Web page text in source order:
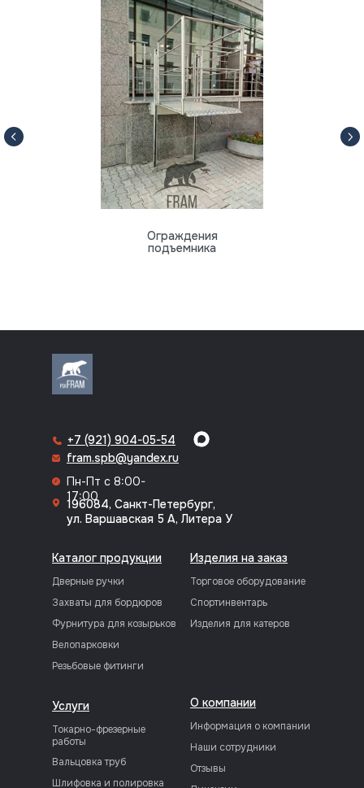
Ограждения
подъемника
О компании
Каталог продукции
Информация о компании
Наши сотрудники
Дверные ручки
Отзывы
Захваты для бордюров
Фурнитура для козырьков
Велопарковки
Резьбовые фитинги
Изделия на заказ
Торговое оборудование
Спортинвентарь
Изделия для катеров
Услуги
Токарно-фрезерные
работы
Вальцовка труб
Шлифовка и полировка
+7 (921) 904-05-54
fram.spb@yandex.ru
Пн-Пт с 8:00-
17:00
196084, Санкт-Петербург,
ул. Варшавская 5 А, Литера У